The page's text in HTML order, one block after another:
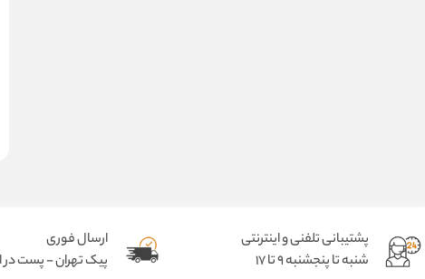
پشتیبانی تلفنی و اینترنتی
شنبه تا پنجشنبه 9 تا 17
ارسال فوری
پیک تهران - پست در